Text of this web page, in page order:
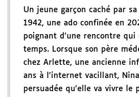
Un jeune garçon caché par
1942, une ado confinée en
poignant d'une rencontre qui
temps. Lorsque son père
chez Arlette, une ancienne
ans à l'internet vacillant,
persuadée qu'elle va vivre le